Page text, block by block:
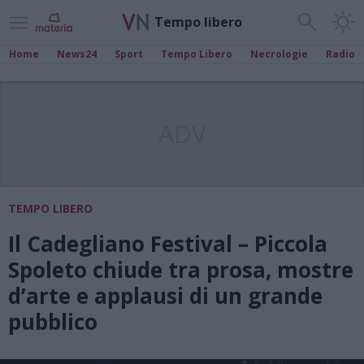
Tempo libero
Home News24 Sport Tempo Libero Necrologie Radio
TEMPO LIBERO
Il Cadegliano Festival – Piccola
Spoleto chiude tra prosa, mostre
d’arte e applausi di un grande
pubblico